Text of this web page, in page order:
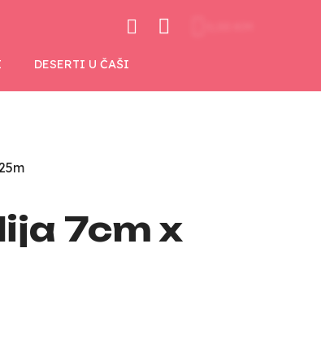
DESERTI U ČAŠI
7cm x